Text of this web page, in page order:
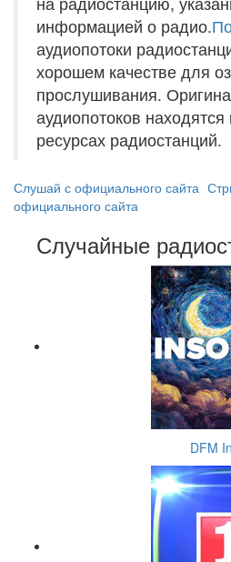
информацией о радио.
аудиопотоки
хорошем качестве для
прослушивания.
аудиопотоков
ресурсах радиостанций.
Слушай с официального сайта
официального сайта
Случайные
DFM